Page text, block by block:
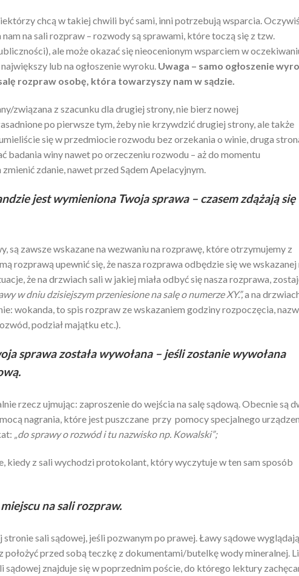
chcą w takiej chwili być sami, inni potrzebują wsparcia.
na sali rozpraw – rozwody są sprawami, które toczą się z tzw.
ale może okazać się nieocenionym wsparciem w
lub na ogłoszenie wyroku. Uwaga – samo ogłoszenie
rozpraw osobę, która towarzyszy nam w sądzie.
związana z szacunku dla drugiej strony, nie bierz nowej
po pierwsze tym, żeby nie krzywdzić drugiej strony, ale także
się w przedmiocie rozwodu bez orzekania o winie, druga
badania winy nawet po orzeczeniu rozwodu – aż do momentu
zdanie, nawet przed Sądem Apelacyjnym.
jest wymieniona Twoja sprawa – czasem zdążają się
są zawsze wskazane na wezwaniu na rozprawę, które otrzymujemy z
rozprawą upewnić się, że nasza rozprawa odbędzie się we wskazanej
że na drzwiach sali w jakiej miała odbyć się nasza rozprawa,
w dniu dzisiejszym przeniesione na salę o numerze XY.”,a na
wokanda, to spis rozpraw ze wskazaniem godziny rozpoczęcia, nazw
podział majątku etc.).
sprawa została wywołana – jeśli zostanie wywołana
rzecz ujmując: zaproszenie do wejścia na salę sądową. Obecnie są
nagrania, które jest puszczane przy pomocy specjalnego
„do sprawy o rozwód i tu nazwisko np. Kowalski”;
kiedy z sali wychodzi protokolant, który wyczytuje w ten sam sposób
na sali rozpraw.
stronie sali sądowej, jeśli pozwanym po prawej. Ławy sądowe wyglądają
położyć przed sobą teczkę z dokumentami/butelkę wody mineralnej.
sądowej znajduje się w poprzednim poście, do którego lektury